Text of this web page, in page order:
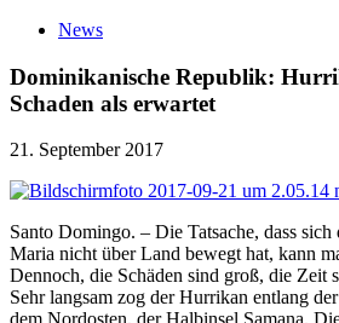
News
Dominikanische Republik:
Schaden als erwartet
21. September 2017
Santo Domingo. – Die Tatsache, dass
Maria nicht über Land bewegt hat, kann
Dennoch, die Schäden sind groß, die Zeit
Sehr langsam zog der Hurrikan entlang